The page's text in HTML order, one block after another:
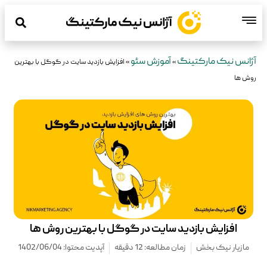
آژانس نیک مارکتینگ»آموزش سئو»افزایش بازدید سایت در گوگل با بهترین
روش ها
افزایش بازدید سایت در گوگل با بهترین روش ها
مازیار نیک بخش زمان مطالعه: 12 دقیقه آپدیت محتوا: 1402/06/04